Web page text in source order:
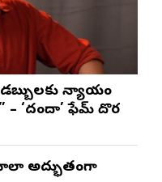
డబ్బులకు న్యాయం
– ‘దందా’ ఫేమ్ దొర
చాలా అద్భుతంగా